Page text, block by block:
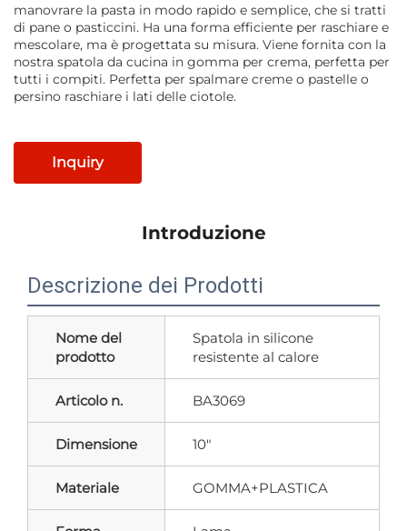
manovrare la pasta in modo rapido e semplice, che si tratti
di pane o pasticcini. Ha una forma efficiente per raschiare e
mescolare, ma è progettata su misura. Viene fornita con la
nostra spatola da cucina in gomma per crema, perfetta per
tutti i compiti. Perfetta per spalmare creme o pastelle o
persino raschiare i lati delle ciotole.
Inquiry
Introduzione
Descrizione dei Prodotti
Nome del
prodotto
Spatola in silicone
resistente al calore
Articolo n. BA3069
Dimensione 10"
Materiale GOMMA+PLASTICA